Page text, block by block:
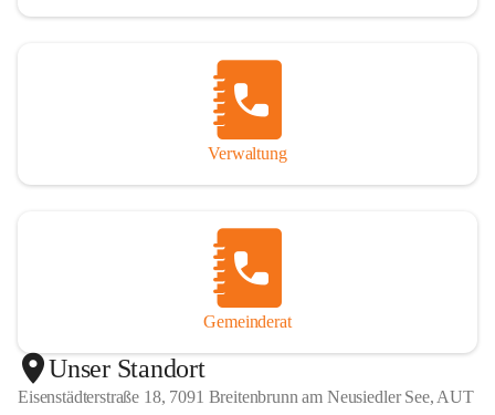
Verwaltung
Gemeinderat
Unser Standort
Eisenstädterstraße 18, 7091 Breitenbrunn am Neusiedler See, AUT